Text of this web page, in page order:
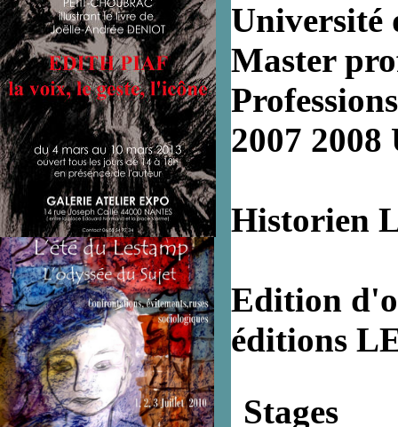
Université
Master
2007 2008
Historien
Edition
éditions
Stages